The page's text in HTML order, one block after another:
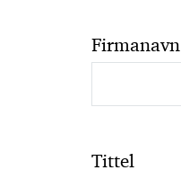
Firmanavn
Tittel